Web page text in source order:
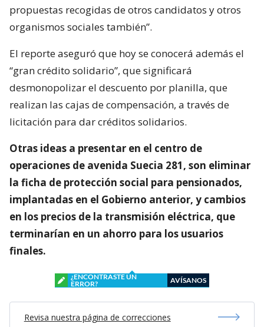
propuestas recogidas de otros candidatos y otros
organismos sociales también”.
El reporte aseguró que hoy se conocerá además el
“gran crédito solidario”, que significará
desmonopolizar el descuento por planilla, que
realizan las cajas de compensación, a través de
licitación para dar créditos solidarios.
Otras ideas a presentar en el centro de
operaciones de avenida Suecia 281, son eliminar
la ficha de protección social para pensionados,
implantadas en el Gobierno anterior, y cambios
en los precios de la transmisión eléctrica, que
terminarían en un ahorro para los usuarios
finales.
¿ENCONTRASTE UN
ERROR?
AVÍSANOS
Revisa nuestra página de correcciones